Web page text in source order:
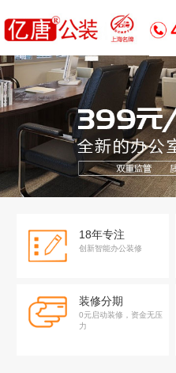
18年专注
创新智能办公装修
装修分期
0元启动装修，资金无压
力